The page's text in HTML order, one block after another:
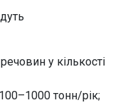
у кількості
тонн/рік;